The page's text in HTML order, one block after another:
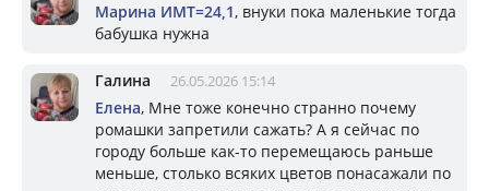
Марина ИМТ=24,1, внуки пока маленькие тогда
бабушка нужна
Галина 26.05.2026 15:14
Елена, Мне тоже конечно странно почему
ромашки запретили сажать? А я сейчас по
городу больше как-то перемещаюсь раньше
меньше, столько всяких цветов понасажали по